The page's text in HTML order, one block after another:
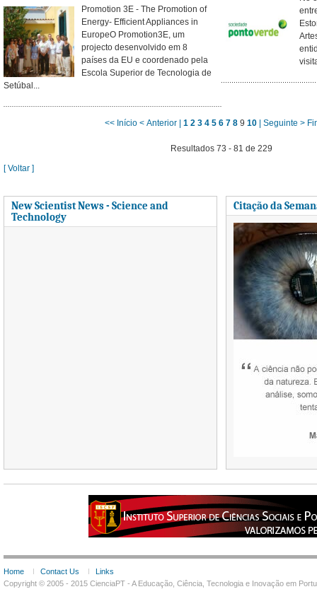
Promotion 3E - The Promotion of
Energy- Efficient Appliances in
EuropeO Promotion3E, um
projecto desenvolvido em 8
países da EU e coordenado pela
Escola Superior de Tecnologia de
Setúbal...
<< Início < Anterior | 1 2 3 4 5 6 7 8 9 10 | Seguinte >
Resultados 73 - 81 de 229
[ Voltar ]
New Scientist News - Science and
Technology
Citação da
Home Contact Us
Links
Copyright © 2005 - 2015 CienciaPT - A Educação, Ciência, Tecnologia e Inovação em